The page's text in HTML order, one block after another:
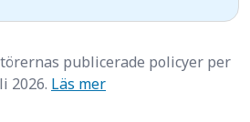
publicerade policyer per
2026. Läs mer